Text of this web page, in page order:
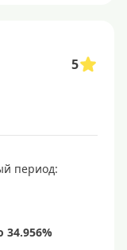
5
период: